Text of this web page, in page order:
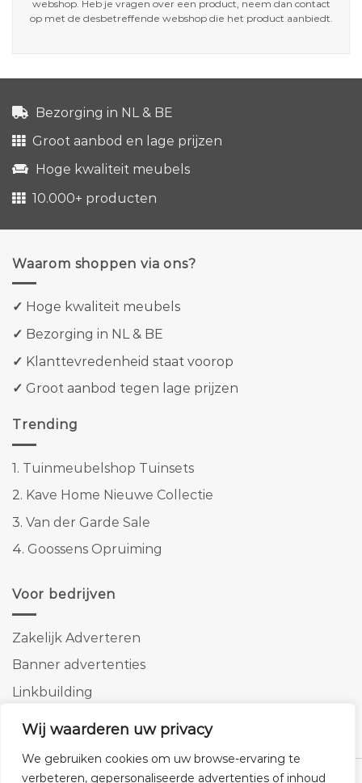
Wij waarderen uw privacy
We gebruiken cookies om uw browse-ervaring te
verbeteren, gepersonaliseerde advertenties of inhoud
webshop. Heb je vragen over een product, neem dan contact
op met de desbetreffende webshop die het product aanbiedt.
Bezorging in NL & BE
Groot aanbod en lage prijzen
Hoge kwaliteit meubels
10.000+ producten
Waarom shoppen via ons?
✓ Hoge kwaliteit meubels
✓ Bezorging in NL & BE
✓ Klanttevredenheid staat voorop
✓ Groot aanbod tegen lage prijzen
Trending
1. Tuinmeubelshop Tuinsets
2. Kave Home Nieuwe Collectie
3. Van der Garde Sale
4. Goossens Opruiming
Voor bedrijven
Zakelijk Adverteren
Banner advertenties
Linkbuilding
SEO copywriting